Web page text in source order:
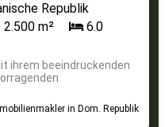
Republik
2.500 m²
6.0
ihrem beeindruckenden